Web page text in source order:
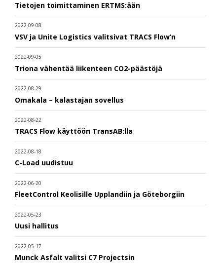
Tietojen toimittaminen ERTMS:ään
2022-09-08
VSV ja Unite Logistics valitsivat TRACS Flow’n
2022-09-05
Triona vähentää liikenteen CO2-päästöjä
2022-08-29
Omakala – kalastajan sovellus
2022-08-22
TRACS Flow käyttöön TransAB:lla
2022-08-18
C-Load uudistuu
2022-06-20
FleetControl Keolisille Upplandiin ja Göteborgiin
2022-05-23
Uusi hallitus
2022-05-17
Munck Asfalt valitsi C7 Projectsin